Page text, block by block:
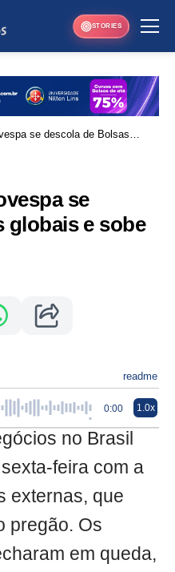
STORIES
se descola de Bolsas
se
globais e sobe
readme
0:00 1.0x
no Brasil
feira com a
externas, que
pregão. Os
em queda,